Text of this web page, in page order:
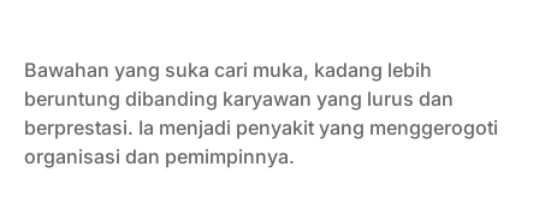
Bawahan yang suka cari muka, kadang lebih
beruntung dibanding karyawan yang lurus dan
berprestasi. Ia menjadi penyakit yang menggerogoti
organisasi dan pemimpinnya.